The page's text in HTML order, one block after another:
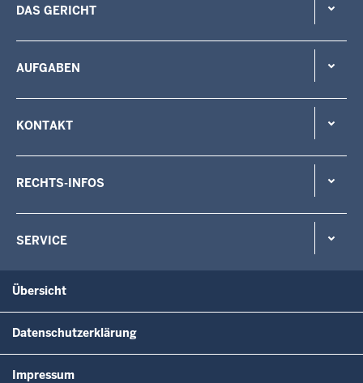
DAS GERICHT
AUFGABEN
KONTAKT
RECHTS-INFOS
SERVICE
Übersicht
Datenschutzerklärung
Impressum